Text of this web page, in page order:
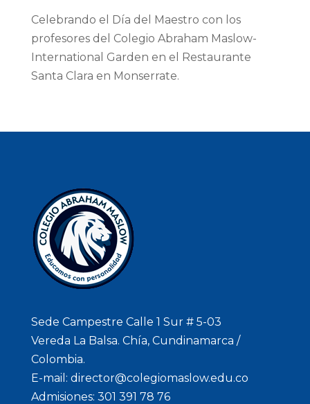
Celebrando el Día del Maestro con los
profesores del Colegio Abraham Maslow-
International Garden en el Restaurante
Santa Clara en Monserrate.
Sede Campestre Calle 1 Sur # 5-03
Vereda La Balsa. Chía, Cundinamarca /
Colombia.
E-mail: director@colegiomaslow.edu.co
Admisiones: 301 391 78 76